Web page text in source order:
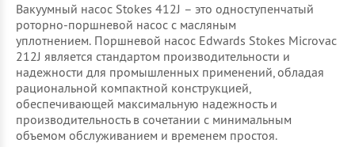
Вакуумный насос Stokes 412J – это одноступенчатый
роторно-поршневой насос с масляным
уплотнением. Поршневой насос Edwards Stokes Microvac
212J является стандартом производительности и
надежности для промышленных применений, обладая
рациональной компактной конструкцией,
обеспечивающей максимальную надежность и
производительность в сочетании с минимальным
объемом обслуживанием и временем простоя.